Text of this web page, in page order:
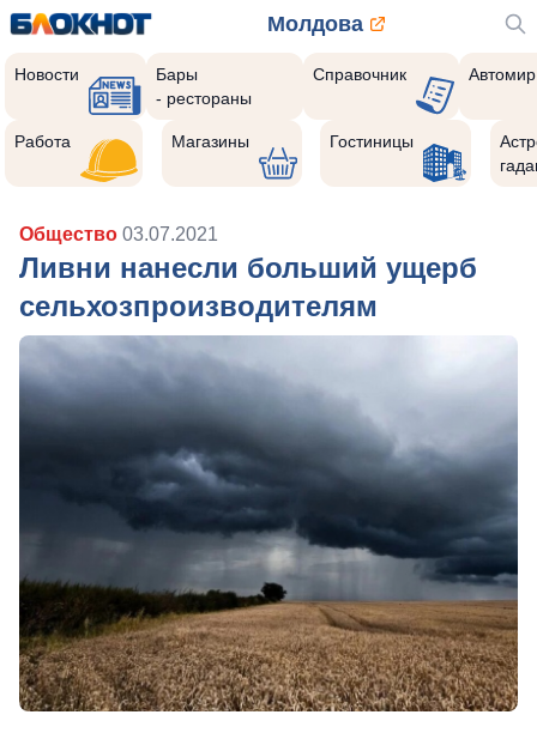
Молдова
Новости
Бары
- рестораны
Справочник Автомир
Работа Магазины Гостиницы
Общество 03.07.2021
Ливни нанесли больший ущерб
сельхозпроизводителям